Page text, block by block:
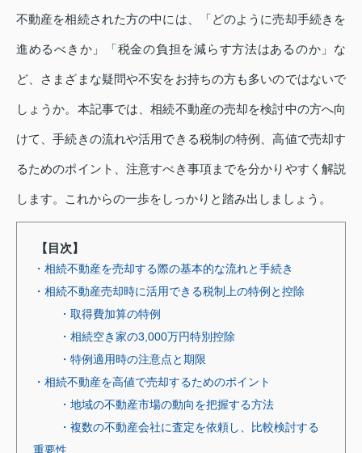
不動産を相続された方の中には、「どのように売却手続きを
進めるべきか」「税金の負担を減らす方法はあるのか」な
ど、さまざまな疑問や不安をお持ちの方も多いのではないで
しょうか。本記事では、相続不動産の売却を検討中の方へ向
けて、手続きの流れや活用できる税制の特例、高値で売却す
るためのポイント、注意すべき事項までを分かりやすく解説
します。これからの一歩をしっかりと踏み出しましょう。
【目次】
・相続不動産を売却する際の基本的な流れと手続き
・相続不動産売却時に活用できる税制上の特例と控除
・取得費加算の特例
・相続空き家の3,000万円特別控除
・特例適用時の注意点と期限
・相続不動産を高値で売却するためのポイント
・地域の不動産市場の動向を把握する方法
・複数の不動産会社に査定を依頼し、比較検討する
重要性